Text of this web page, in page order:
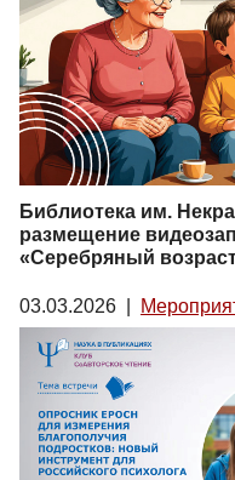
Библиотека им.
размещение
«Серебряный
03.03.2026